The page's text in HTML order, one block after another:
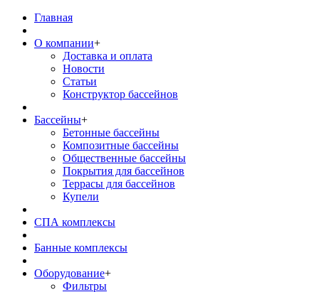
Главная
О компании+
Доставка и оплата
Новости
Статьи
Конструктор бассейнов
Бассейны+
Бетонные бассейны
Композитные бассейны
Общественные бассейны
Покрытия для бассейнов
Террасы для бассейнов
Купели
СПА комплексы
Банные комплексы
Оборудование+
Фильтры